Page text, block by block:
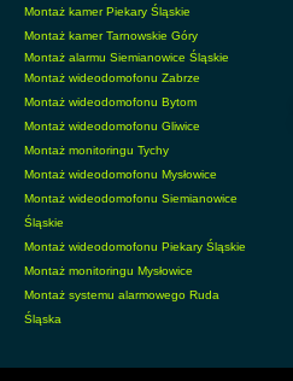
Montaż kamer Piekary Śląskie
Montaż kamer Tarnowskie Góry
Montaż alarmu Siemianowice Śląskie
Montaż wideodomofonu Zabrze
Montaż wideodomofonu Bytom
Montaż wideodomofonu Gliwice
Montaż monitoringu Tychy
Montaż wideodomofonu Mysłowice
Montaż wideodomofonu Siemianowice
Śląskie
Montaż wideodomofonu Piekary Śląskie
Montaż monitoringu Mysłowice
Montaż systemu alarmowego Ruda
Śląska